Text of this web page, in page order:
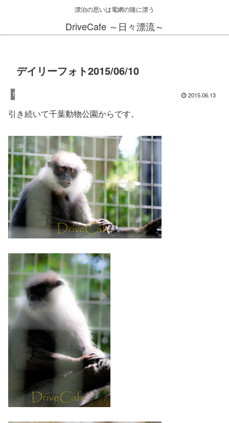
漂泊の思いは電網の隨に漂う
DriveCafe ～日々漂流～
デイリーフォト2015/06/10
Fujifilm X-T1 2015.06.13
引き続いて千葉動物公園からです。